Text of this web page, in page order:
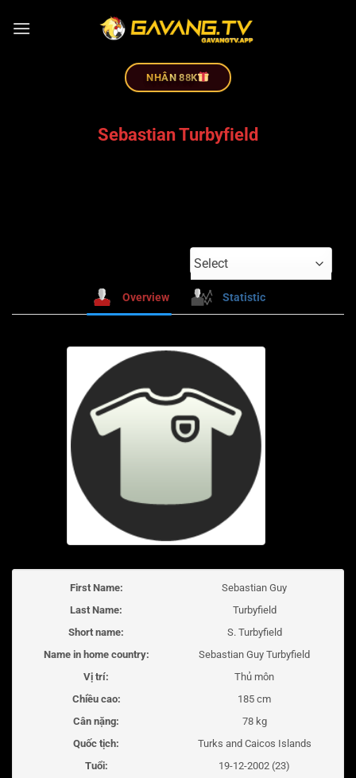
NHÂN 88K
Sebastian Turbyfield
Select
Overview Statistic
First Name:
Sebastian Guy
Last Name:
Turbyfield
Short name:
S. Turbyfield
Name in home country:
Sebastian Guy Turbyfield
Vị trí:
Thủ môn
Chiều cao:
185 cm
Cân nặng:
78 kg
Quốc tịch:
Turks and Caicos Islands
Tuổi:
19-12-2002 (23)